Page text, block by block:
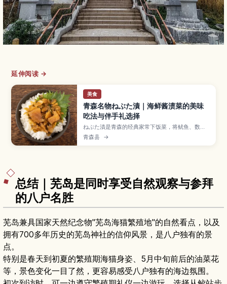
延伸阅读 →
美食
青森名物ねぶた漬｜海鲜酱渍菜的美味
吃法与伴手礼选择
ねぶた漬是青森的经典家常下饭菜，将鱿鱼、数の
子等海鲜与萝卜、黄瓜等蔬菜一起浸泡在浓郁酱油
酱汁中，口感黏滑又充满海味。文章介绍ねぶた漬
青森县 →
总结｜芜岛是同时享受自然观察与参拜
的八户名胜
芜岛兼具国家天然纪念物"芜岛海猫繁殖地"的自然看点，以及
拥有700多年历史的芜岛神社的信仰风景，是八户独有的景
点。
特别是春天到初夏的繁殖期海猫身姿、5月中旬前后的油菜花
等，景色变化一目了然，更容易感受八户独有的海边氛围。